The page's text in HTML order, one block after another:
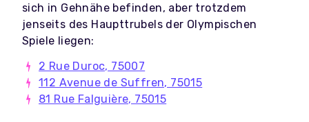
sich in Gehnähe befinden, aber trotzdem
jenseits des Haupttrubels der Olympischen
Spiele liegen:
2 Rue Duroc, 75007
112 Avenue de Suffren, 75015
81 Rue Falguière, 75015